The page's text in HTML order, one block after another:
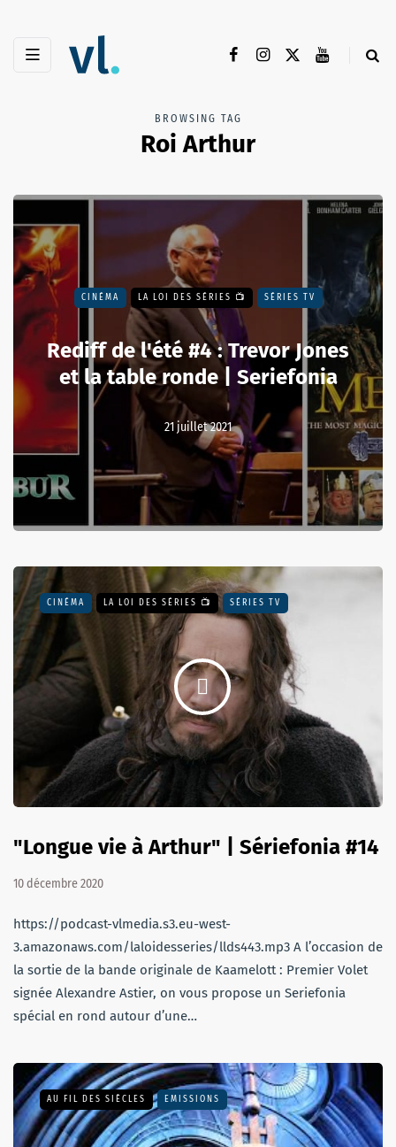
BROWSING TAG
Roi Arthur
CINÉMA LA LOI DES SÉRIES 📺 SÉRIES TV
Rediff de l'été #4 : Trevor Jones
et la table ronde | Seriefonia
21 juillet 2021
CINÉMA LA LOI DES SÉRIES 📺 SÉRIES TV
"Longue vie à Arthur" | Sériefonia #14
10 décembre 2020
https://podcast-vlmedia.s3.eu-west-
3.amazonaws.com/laloidesseries/llds443.mp3 A l’occasion de
la sortie de la bande originale de Kaamelott : Premier Volet
signée Alexandre Astier, on vous propose un Seriefonia
spécial en rond autour d’une…
AU FIL DES SIÈCLES EMISSIONS